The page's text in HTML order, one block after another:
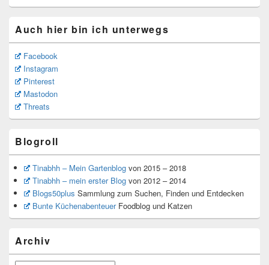
Auch hier bin ich unterwegs
Facebook
Instagram
Pinterest
Mastodon
Threats
Blogroll
Tinabhh – Mein Gartenblogvon 2015 – 2018
Tinabhh – mein erster Blogvon 2012 – 2014
Blogs50plus Sammlung zum Suchen, Finden und Entdecken
Bunte KüchenabenteuerFoodblog und Katzen
Archiv